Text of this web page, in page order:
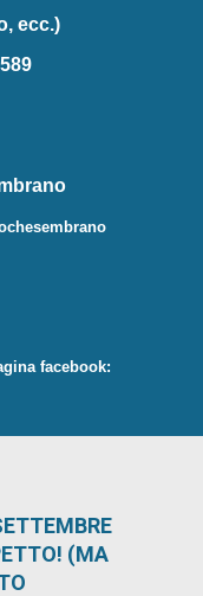
ecc.)
facebook:
(MA